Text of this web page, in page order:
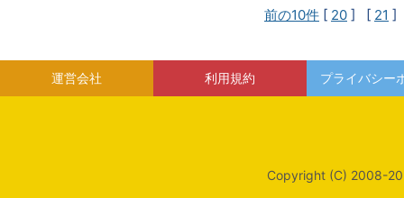
前の10件 [ 20 ] [ 21 ]
運営会社 利用規約 プライバシー
Copyright (C) 2008-